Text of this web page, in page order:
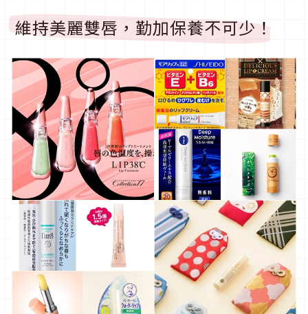
維持美麗雙唇，勤加保養不可少！